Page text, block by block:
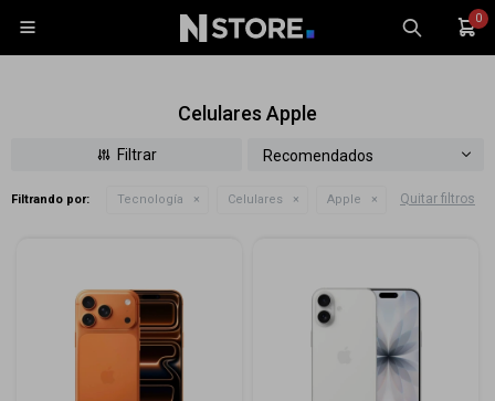
0

Celulares Apple
Recomendados
Filtrando por: Tecnología Celulares Apple Quitar filtros
Tecnología
Wearables
Accesorios